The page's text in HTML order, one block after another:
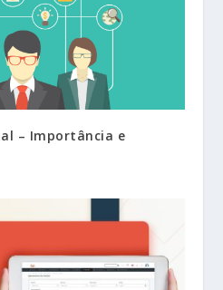
– Importância e